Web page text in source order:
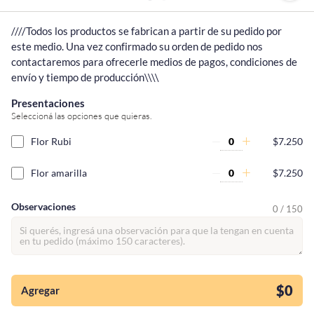
tienda así para mi
emprendimiento!
////Todos los productos se fabrican a partir de su pedido por
este medio. Una vez confirmado su orden de pedido nos
contactaremos para ofrecerle medios de pagos, condiciones de
envío y tiempo de producción\\\\
Presentaciones
Seleccioná las opciones que quieras.
Flor Rubi $7.250
Flor amarilla $7.250
Observaciones 0 / 150
Agregar $0